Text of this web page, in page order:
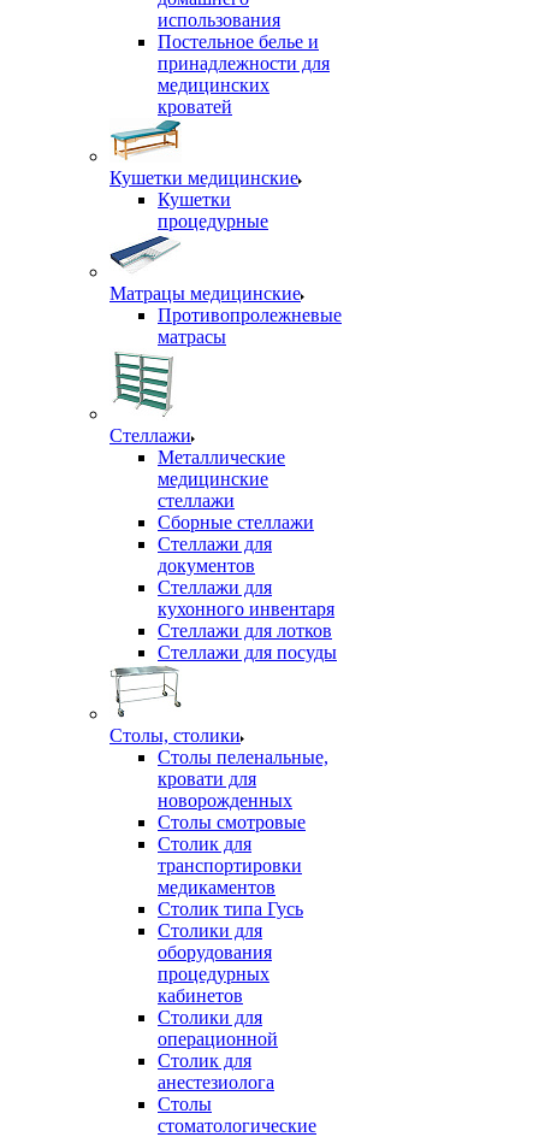
использования
Постельное белье и
принадлежности для
медицинских
кроватей
Кушетки медицинские
Кушетки
процедурные
Матрацы медицинские
Противопролежневые
матрасы
Стеллажи
Металлические
медицинские
стеллажи
Сборные стеллажи
Стеллажи для
документов
Стеллажи для
кухонного инвентаря
Стеллажи для лотков
Стеллажи для посуды
Столы, столики
Столы пеленальные,
кровати для
новорожденных
Столы смотровые
Столик для
транспортировки
медикаментов
Столик типа Гусь
Столики для
оборудования
процедурных
кабинетов
Столики для
операционной
Столик для
анестезиолога
Столы
стоматологические